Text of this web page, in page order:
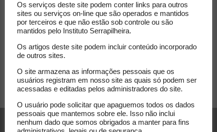
Subscribe to our newsletter
Os serviços deste site podem conter links para outros
sites ou serviços on-line que são operados e mantidos
por terceiros e que não estão sob controle ou são
mantidos pelo Instituto Serrapilheira.
Os artigos deste site podem incluir conteúdo incorporado
de outros sites.
O site armazena as informações pessoais que os
usuários registram em nosso site as quais só podem ser
acessadas e editadas pelos administradores do site.
O usuário pode solicitar que apaguemos todos os dados
pessoais que mantemos sobre ele. Isso não inclui
nenhum dado que somos obrigados a manter para fins